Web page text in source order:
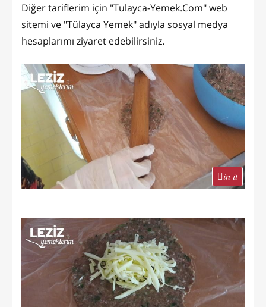
Diğer tariflerim için "Tulayca-Yemek.Com" web
sitemi ve "Tülayca Yemek" adıyla sosyal medya
hesaplarımı ziyaret edebilirsiniz.
in it